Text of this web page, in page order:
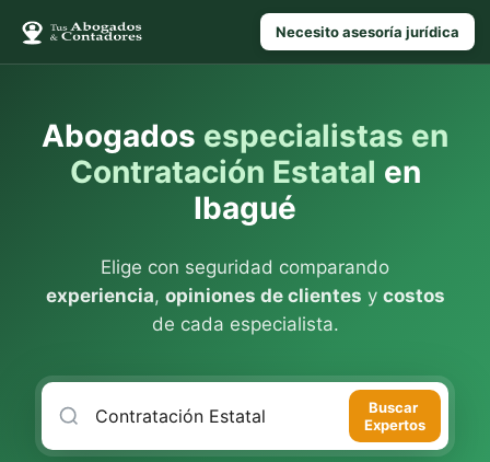
Necesito asesoría jurídica
Abogados especialistas en
Contratación Estatal en
Ibagué
Elige con seguridad comparando
experiencia, opiniones de clientes y costos
de cada especialista.
Buscar
Expertos